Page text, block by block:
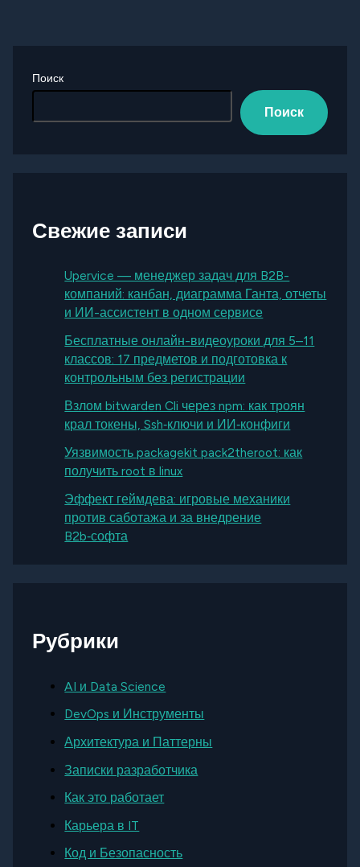
Поиск
Поиск
Свежие записи
Upervice — менеджер задач для B2B-
компаний: канбан, диаграмма Ганта, отчеты
и ИИ-ассистент в одном сервисе
Бесплатные онлайн-видеоуроки для 5–11
классов: 17 предметов и подготовка к
контрольным без регистрации
Взлом bitwarden Cli через npm: как троян
крал токены, Ssh‑ключи и ИИ‑конфиги
Уязвимость packagekit pack2theroot: как
получить root в linux
Эффект геймдева: игровые механики
против саботажа и за внедрение
B2b‑софта
Рубрики
AI и Data Science
DevOps и Инструменты
Архитектура и Паттерны
Записки разработчика
Как это работает
Карьера в IT
Код и Безопасность